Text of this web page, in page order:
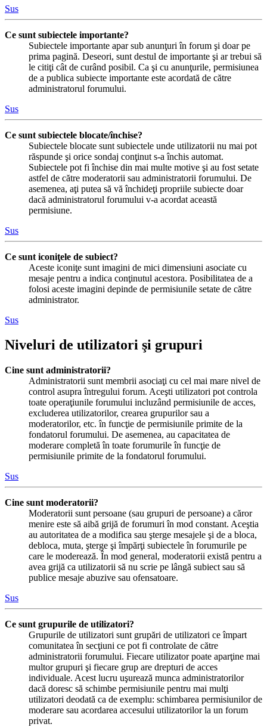
Sus
Ce sunt subiectele importante?
Subiectele importante apar sub anunţuri în forum şi doar pe
prima pagină. Deseori, sunt destul de importante şi ar trebui să
le citiţi cât de curând posibil. Ca şi cu anunţurile, permisiunea
de a publica subiecte importante este acordată de către
administratorul forumului.
Sus
Ce sunt subiectele blocate/închise?
Subiectele blocate sunt subiectele unde utilizatorii nu mai pot
răspunde şi orice sondaj conţinut s-a închis automat.
Subiectele pot fi închise din mai multe motive şi au fost setate
astfel de către moderatorii sau administratorii forumului. De
asemenea, aţi putea să vă închideţi propriile subiecte doar
dacă administratorul forumului v-a acordat această
permisiune.
Sus
Ce sunt iconiţele de subiect?
Aceste iconiţe sunt imagini de mici dimensiuni asociate cu
mesaje pentru a indica conţinutul acestora. Posibilitatea de a
folosi aceste imagini depinde de permisiunile setate de către
administrator.
Sus
Niveluri de utilizatori şi grupuri
Cine sunt administratorii?
Administratorii sunt membrii asociaţi cu cel mai mare nivel de
control asupra întregului forum. Aceşti utilizatori pot controla
toate operaţiunile forumului incluzând permisiunile de acces,
excluderea utilizatorilor, crearea grupurilor sau a
moderatorilor, etc. în funcţie de permisiunile primite de la
fondatorul forumului. De asemenea, au capacitatea de
moderare completă în toate forumurile în funcţie de
permisiunile primite de la fondatorul forumului.
Sus
Cine sunt moderatorii?
Moderatorii sunt persoane (sau grupuri de persoane) a căror
menire este să aibă grijă de forumuri în mod constant. Aceştia
au autoritatea de a modifica sau şterge mesajele şi de a bloca,
debloca, muta, şterge şi împărţi subiectele în forumurile pe
care le moderează. În mod general, moderatorii există pentru a
avea grijă ca utilizatorii să nu scrie pe lângă subiect sau să
publice mesaje abuzive sau ofensatoare.
Sus
Ce sunt grupurile de utilizatori?
Grupurile de utilizatori sunt grupări de utilizatori ce împart
comunitatea în secţiuni ce pot fi controlate de către
administratorii forumului. Fiecare utilizator poate aparţine mai
multor grupuri şi fiecare grup are drepturi de acces
individuale. Acest lucru uşurează munca administratorilor
dacă doresc să schimbe permisiunile pentru mai mulţi
utilizatori deodată ca de exemplu: schimbarea permisiunilor de
moderare sau acordarea accesului utilizatorilor la un forum
privat.